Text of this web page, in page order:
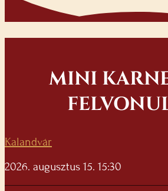
MINI
Kalandvár
2026. augusztus 15. 15:30